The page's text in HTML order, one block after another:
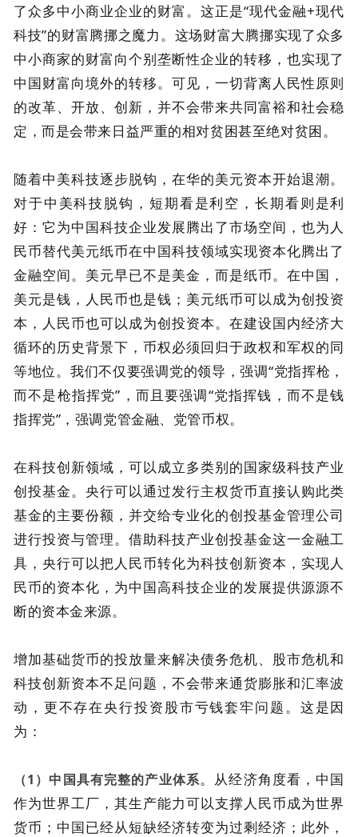
了众多中小商业企业的财富。这正是“现代金融+现代
科技”的财富腾挪之魔力。这场财富大腾挪实现了众多
中小商家的财富向个别垄断性企业的转移，也实现了
中国财富向境外的转移。可见，一切背离人民性原则
的改革、开放、创新，并不会带来共同富裕和社会稳
定，而是会带来日益严重的相对贫困甚至绝对贫困。
随着中美科技逐步脱钩，在华的美元资本开始退潮。
对于中美科技脱钩，短期看是利空，长期看则是利
好：它为中国科技企业发展腾出了市场空间，也为人
民币替代美元纸币在中国科技领域实现资本化腾出了
金融空间。美元早已不是美金，而是纸币。在中国，
美元是钱，人民币也是钱；美元纸币可以成为创投资
本，人民币也可以成为创投资本。在建设国内经济大
循环的历史背景下，币权必须回归于政权和军权的同
等地位。我们不仅要强调党的领导，强调“党指挥枪，
而不是枪指挥党”，而且要强调“党指挥钱，而不是钱
指挥党”，强调党管金融、党管币权。
在科技创新领域，可以成立多类别的国家级科技产业
创投基金。央行可以通过发行主权货币直接认购此类
基金的主要份额，并交给专业化的创投基金管理公司
进行投资与管理。借助科技产业创投基金这一金融工
具，央行可以把人民币转化为科技创新资本，实现人
民币的资本化，为中国高科技企业的发展提供源源不
断的资本金来源。
增加基础货币的投放量来解决债务危机、股市危机和
科技创新资本不足问题，不会带来通货膨胀和汇率波
动，更不存在央行投资股市亏钱套牢问题。这是因
为：
（1）中国具有完整的产业体系。从经济角度看，中国
作为世界工厂，其生产能力可以支撑人民币成为世界
货币；中国已经从短缺经济转变为过剩经济；此外，